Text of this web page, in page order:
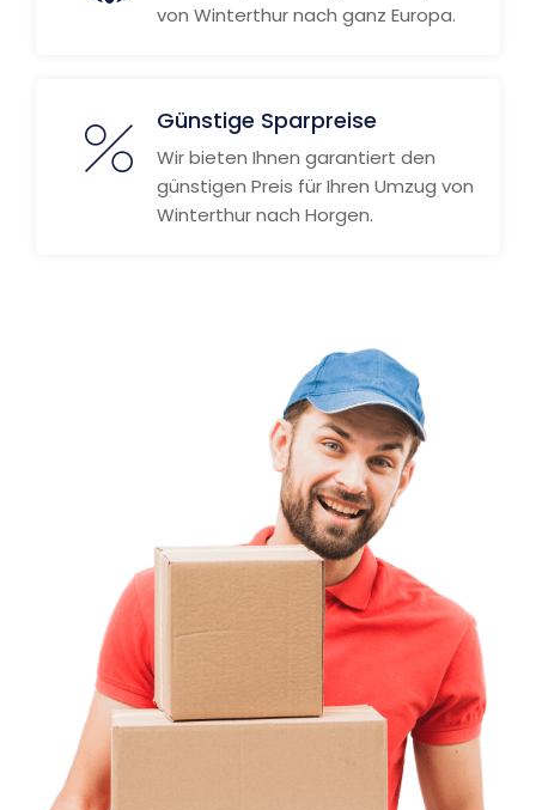
von Winterthur nach ganz Europa.
Günstige Sparpreise
Wir bieten Ihnen garantiert den
günstigen Preis für Ihren Umzug von
Winterthur nach Horgen.